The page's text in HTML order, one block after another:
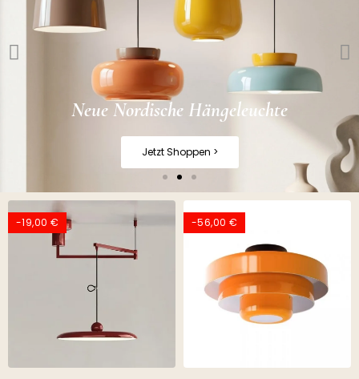
-19,00 € -56,00 €
Neue Nordische Hängeleuchte
Jetzt Shoppen >